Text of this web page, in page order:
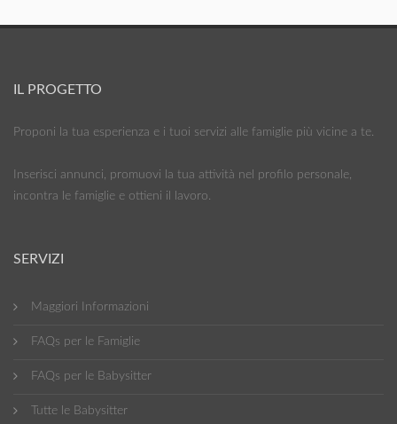
IL PROGETTO
Proponi la tua esperienza e i tuoi servizi alle famiglie più vicine a te.
Inserisci annunci, promuovi la tua attività nel profilo personale,
incontra le famiglie e ottieni il lavoro.
SERVIZI
Maggiori Informazioni
FAQs per le Famiglie
FAQs per le Babysitter
Tutte le Babysitter